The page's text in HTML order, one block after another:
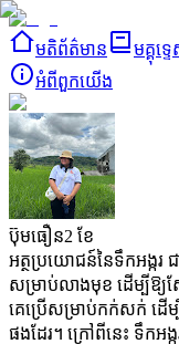
មតិព័ត៌មាន មគ្គុទ្ទ
អំពី​ពួក​យើង
ប៊ុមធឿន2 ខែ
អត្ថប្រយោជន៍នៃទឹកអង្ករ
សម្រាប់លាងមុខ ដើម្បីឱ្យ
គេប្រើសម្រាប់កក់សក់ ដ
ផងដែរ។ ក្រៅពីនេះ ទឹកអង្